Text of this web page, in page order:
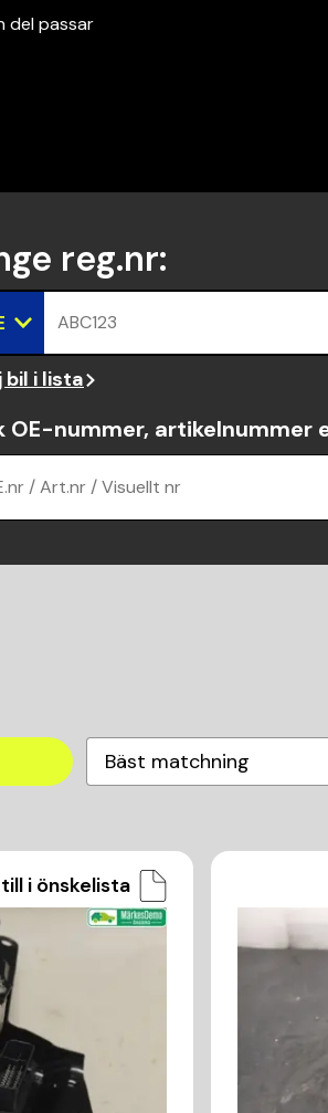
del passar
reg.nr:
ABC123
bil i lista
OE-nummer, artikelnummer
/ Art.nr / Visuellt nr
Bäst matchning
i önskelista